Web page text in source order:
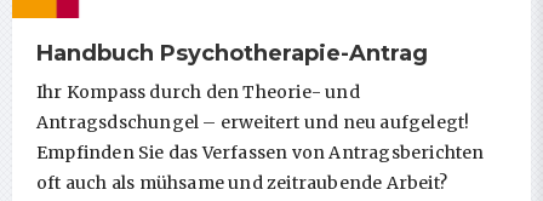
Handbuch Psychotherapie-Antrag
Ihr Kompass durch den Theorie- und
Antragsdschungel – erweitert und neu aufgelegt!
Empfinden Sie das Verfassen von Antragsberichten
oft auch als mühsame und zeitraubende Arbeit?